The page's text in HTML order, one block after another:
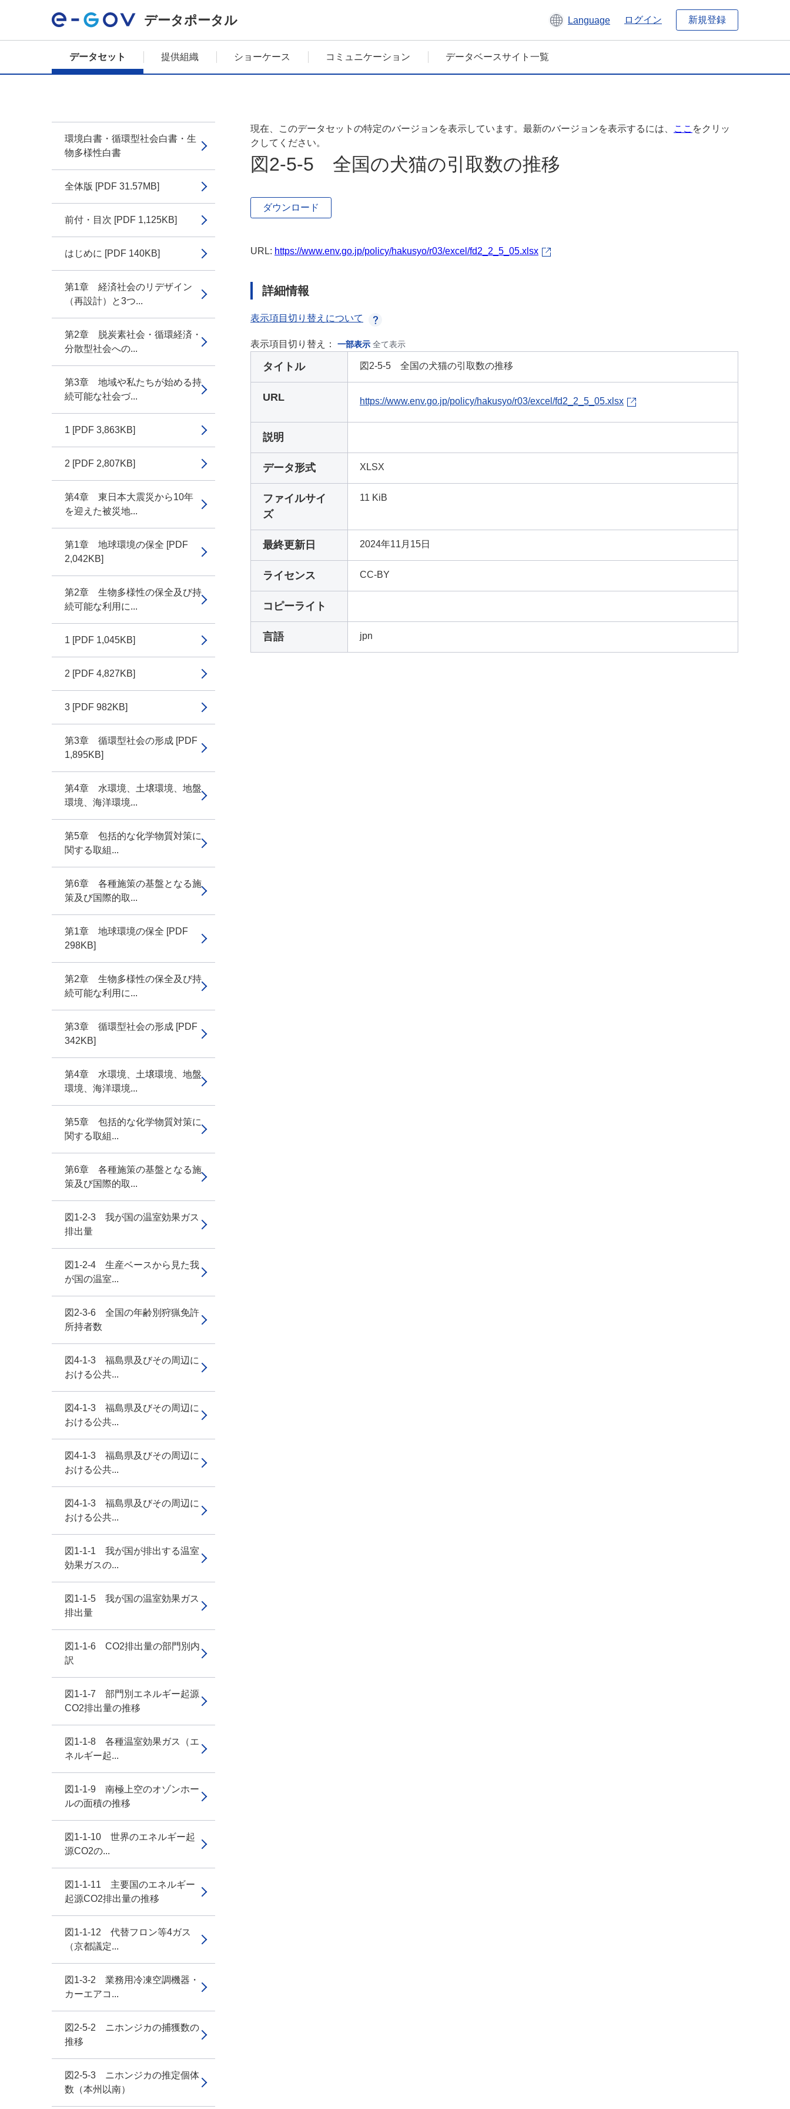
データポータル Language ログイン 新規登録
データセット 提供組織 ショーケース コミュニケーション データベースサイト一覧
環境白書・循環型社会白書・生
物多様性白書
全体版 [PDF 31.57MB]
前付・目次 [PDF 1,125KB]
はじめに [PDF 140KB]
第1章 経済社会のリデザイン
（再設計）と3つ...
第2章 脱炭素社会・循環経済・
分散型社会への...
第3章 地域や私たちが始める持
続可能な社会づ...
1 [PDF 3,863KB]
2 [PDF 2,807KB]
第4章 東日本大震災から10年
を迎えた被災地...
第1章 地球環境の保全 [PDF
2,042KB]
第2章 生物多様性の保全及び持
続可能な利用に...
1 [PDF 1,045KB]
2 [PDF 4,827KB]
3 [PDF 982KB]
第3章 循環型社会の形成 [PDF
1,895KB]
第4章 水環境、土壌環境、地盤
環境、海洋環境...
第5章 包括的な化学物質対策に
関する取組...
第6章 各種施策の基盤となる施
策及び国際的取...
第1章 地球環境の保全 [PDF
298KB]
第2章 生物多様性の保全及び持
続可能な利用に...
第3章 循環型社会の形成 [PDF
342KB]
第4章 水環境、土壌環境、地盤
環境、海洋環境...
第5章 包括的な化学物質対策に
関する取組...
第6章 各種施策の基盤となる施
策及び国際的取...
図1-2-3 我が国の温室効果ガス
排出量
図1-2-4 生産ベースから見た我
が国の温室...
図2-3-6 全国の年齢別狩猟免許
所持者数
図4-1-3 福島県及びその周辺に
おける公共...
図4-1-3 福島県及びその周辺に
おける公共...
図4-1-3 福島県及びその周辺に
おける公共...
図4-1-3 福島県及びその周辺に
おける公共...
図1-1-1 我が国が排出する温室
効果ガスの...
図1-1-5 我が国の温室効果ガス
排出量
図1-1-6 CO2排出量の部門別内
訳
図1-1-7 部門別エネルギー起源
CO2排出量の推移
図1-1-8 各種温室効果ガス（エ
ネルギー起...
図1-1-9 南極上空のオゾンホー
ルの面積の推移
図1-1-10 世界のエネルギー起
源CO2の...
図1-1-11 主要国のエネルギー
起源CO2排出量の推移
図1-1-12 代替フロン等4ガス
（京都議定...
図1-3-2 業務用冷凍空調機器・
カーエアコ...
図2-5-2 ニホンジカの捕獲数の
推移
図2-5-3 ニホンジカの推定個体
数（本州以南）
現在、このデータセットの特定のバージョンを表示しています。最新のバージョンを表示するには、 ここ をクリッ
クしてください。
図2-5-5 全国の犬猫の引取数の推移
ダウンロード
URL: https://www.env.go.jp/policy/hakusyo/r03/excel/fd2_2_5_05.xlsx
詳細情報
表示項目切り替えについて
表示項目切り替え： 一部表示 全て表示
タイトル 図2-5-5 全国の犬猫の引取数の推移
URL https://www.env.go.jp/policy/hakusyo/r03/excel/fd2_2_5_05.xlsx
説明
データ形式 XLSX
ファイルサイ
ズ
11 KiB
最終更新日 2024年11月15日
ライセンス CC-BY
コピーライト
言語 jpn